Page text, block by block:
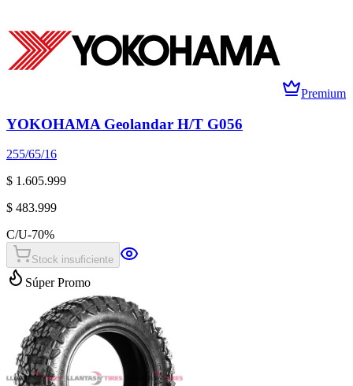
Premium
YOKOHAMA Geolandar H/T G056
255/65/16
$ 1.605.999
$ 483.999
C/U-70%
Stock insuficiente
Súper Promo